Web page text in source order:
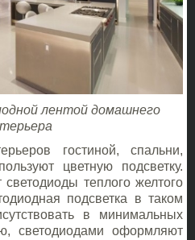
лентой домашнего
гостиной, спальни,
цветную подсветку.
теплого желтого
подсветка в таком
в минимальных
светодиодами оформляют